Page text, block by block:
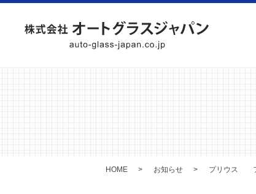
HOME お知らせ プリウス フ